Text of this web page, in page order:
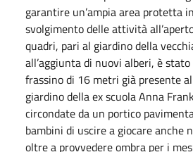
garantire un’ampia area protetta
svolgimento delle attività
quadri, pari al giardino della
all’aggiunta di nuovi alberi, è
frassino di 16 metri già presente
giardino della ex scuola Anna
circondate da un portico
bambini di uscire a giocare anche
oltre a provvedere ombra per i